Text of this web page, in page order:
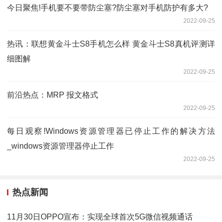
今日聚焦!手机要不要带防尘塞?防尘塞对手机防护有多大?
2022-09-25
热讯：联想黄金斗士S8手机怎么样 黄金斗士S8真机评测详
细图解
2022-09-25
前沿热点：MRP 报文格式
2022-09-25
每日观察!Windows资源管理器已停止工作的解决方法
_windows资源管理器停止工作
2022-09-25
热点新闻
11月30日OPPO宣布：实现全球首次5G微信视频通话